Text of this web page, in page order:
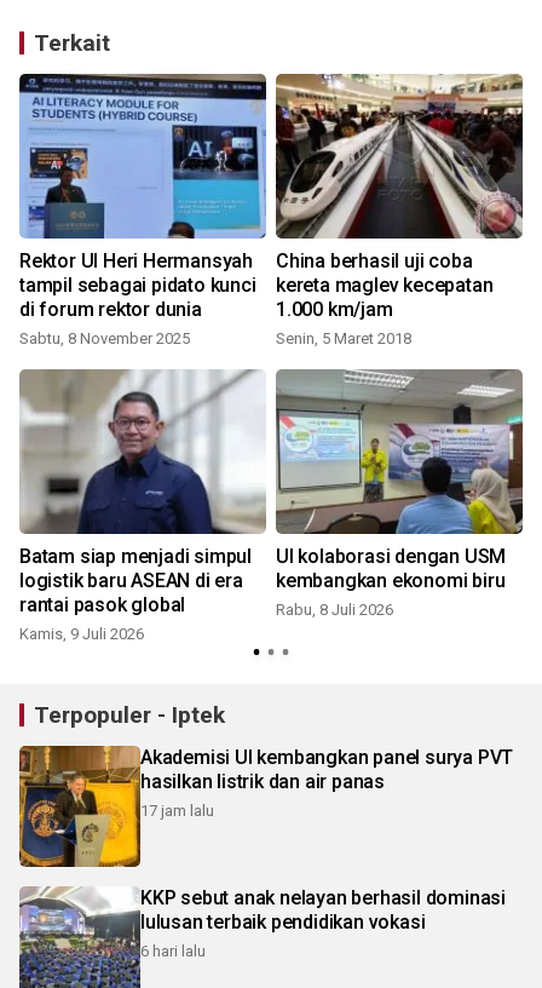
Terkait
Rektor UI Heri Hermansyah
tampil sebagai pidato kunci
di forum rektor dunia
Sabtu, 8 November 2025
China berhasil uji coba
kereta maglev kecepatan
1.000 km/jam
Senin, 5 Maret 2018
Batam siap menjadi simpul
logistik baru ASEAN di era
rantai pasok global
Kamis, 9 Juli 2026
UI kolaborasi dengan USM
kembangkan ekonomi biru
Rabu, 8 Juli 2026
Terpopuler - Iptek
Akademisi UI kembangkan panel surya PVT
hasilkan listrik dan air panas
17 jam lalu
KKP sebut anak nelayan berhasil dominasi
lulusan terbaik pendidikan vokasi
6 hari lalu